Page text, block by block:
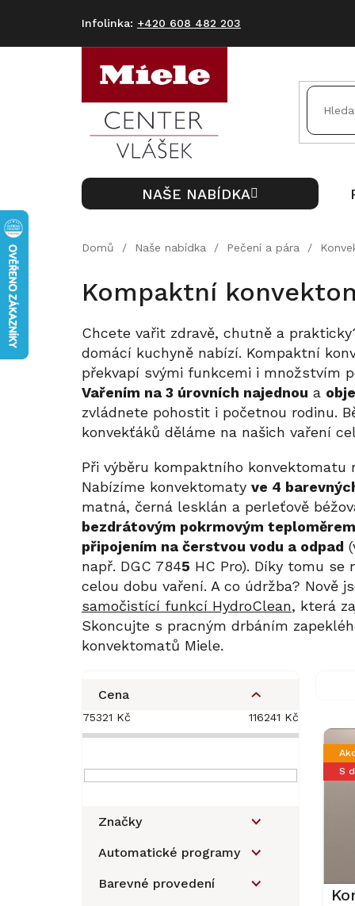
+420 608 482 203
NAŠE NABÍDKA
Domů / Naše nabídka / Pečení a pára /
Kompaktní
Chcete vařit zdravě, chutně a
domácí kuchyně nabízí. Kompaktní
překvapí svými funkcemi i množstvím
Vařením na 3 úrovních najednou a
zvládnete pohostit i početnou rodinu.
konvekťáků děláme na našich vaření
Při výběru kompaktního konvektomatu
Nabízíme konvektomaty ve 4
matná, černá lesklán a perleťově
bezdrátovým pokrmovým teploměrem
připojením na čerstvou vodu a odpad
např. DGC 7845 HC Pro). Díky tomu
celou dobu vaření. A co údržba? Nově
samočistící funkcí HydroClean, která
Skoncujte s pracným drbáním
konvektomatů Miele.
s
t
a
n
Cena
75321 Kč 116241 Kč
Značky
Automatické programy
Barevné provedení
V
p
u
S